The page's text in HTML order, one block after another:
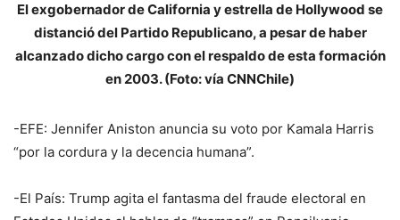
El exgobernador de California y estrella de Hollywood se
distanció del Partido Republicano, a pesar de haber
alcanzado dicho cargo con el respaldo de esta formación
en 2003. (Foto: vía CNNChile)
-EFE: Jennifer Aniston anuncia su voto por Kamala Harris
“por la cordura y la decencia humana”.
-El País: Trump agita el fantasma del fraude electoral en